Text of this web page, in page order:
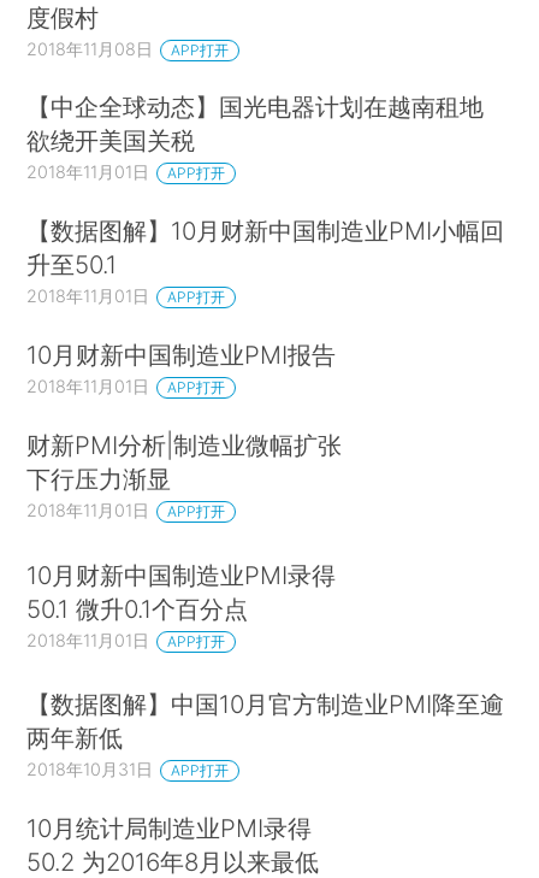
度假村
2018年11月08日 APP打开
【中企全球动态】国光电器计划在越南租地
欲绕开美国关税
2018年11月01日 APP打开
【数据图解】10月财新中国制造业PMI小幅回
升至50.1
2018年11月01日 APP打开
10月财新中国制造业PMI报告
2018年11月01日 APP打开
财新PMI分析|制造业微幅扩张
下行压力渐显
2018年11月01日 APP打开
10月财新中国制造业PMI录得
50.1 微升0.1个百分点
2018年11月01日 APP打开
【数据图解】中国10月官方制造业PMI降至逾
两年新低
2018年10月31日 APP打开
10月统计局制造业PMI录得
50.2 为2016年8月以来最低